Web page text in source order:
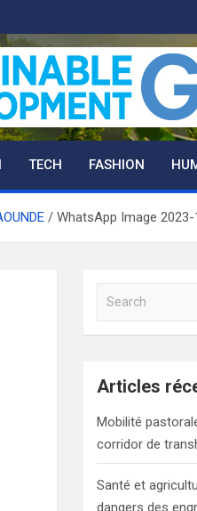
TECH FASHION
WhatsApp Image
a
c
Articles
Mobilité
corridor de
Santé et
dangers des